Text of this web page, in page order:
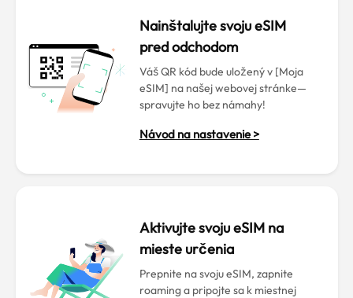
Nainštalujte svoju eSIM
pred odchodom
Váš QR kód bude uložený v [Moja
eSIM] na našej webovej stránke—
spravujte ho bez námahy!
Návod na nastavenie >
Aktivujte svoju eSIM na
mieste určenia
Prepnite na svoju eSIM, zapnite
roaming a pripojte sa k miestnej